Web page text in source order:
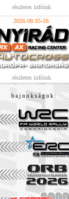
részletes infóink
2026.08.15-16.
részletes infóink
b a j n o k s á g o k :